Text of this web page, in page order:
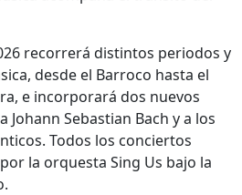
recorrerá distintos periodos y
desde el Barroco hasta el
e incorporará dos nuevos
Sebastian Bach y a los
Todos los conciertos
la orquesta Sing Us bajo la